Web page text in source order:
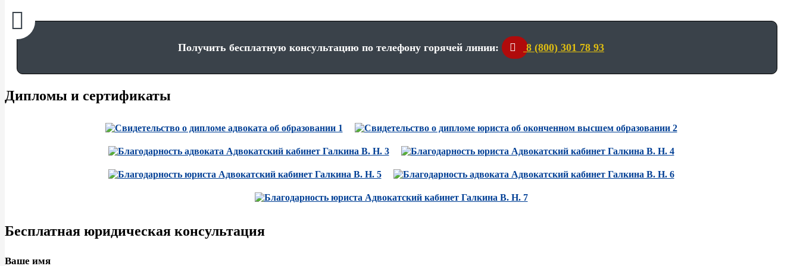
Получить бесплатную консультацию по телефону горячей линии: 8 (800) 301 78 93
Дипломы и сертификаты
Бесплатная юридическая консультация
Ваше имя